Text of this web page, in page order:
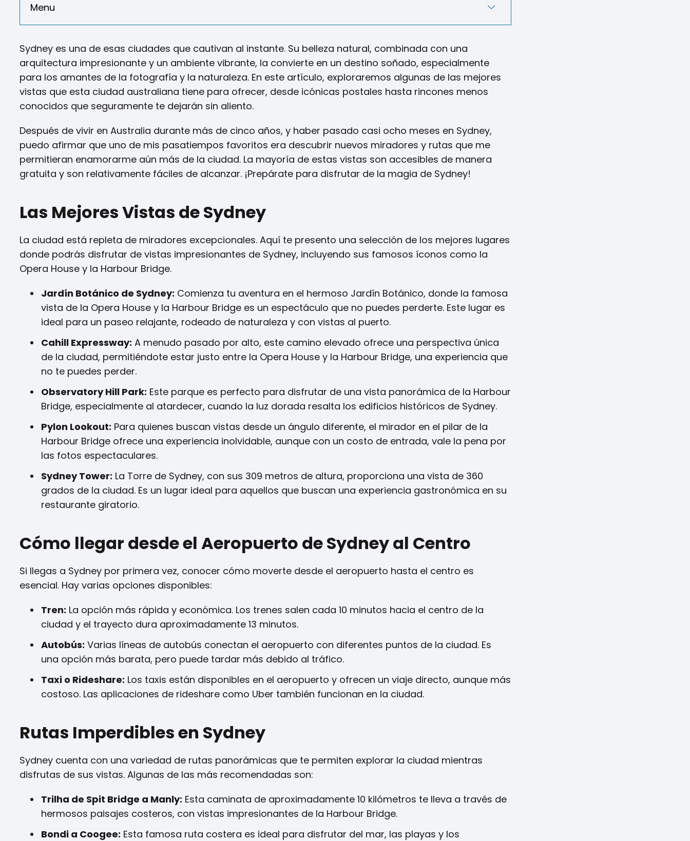
Menu
Sydney es una de esas ciudades que cautivan al instante. Su belleza natural, combinada con una
arquitectura impresionante y un ambiente vibrante, la convierte en un destino soñado, especialmente
para los amantes de la fotografía y la naturaleza. En este artículo, exploraremos algunas de las mejores
vistas que esta ciudad australiana tiene para ofrecer, desde icónicas postales hasta rincones menos
conocidos que seguramente te dejarán sin aliento.
Después de vivir en Australia durante más de cinco años, y haber pasado casi ocho meses en Sydney,
puedo afirmar que uno de mis pasatiempos favoritos era descubrir nuevos miradores y rutas que me
permitieran enamorarme aún más de la ciudad. La mayoría de estas vistas son accesibles de manera
gratuita y son relativamente fáciles de alcanzar. ¡Prepárate para disfrutar de la magia de Sydney!
Las Mejores Vistas de Sydney
La ciudad está repleta de miradores excepcionales. Aquí te presento una selección de los mejores lugares
donde podrás disfrutar de vistas impresionantes de Sydney, incluyendo sus famosos íconos como la
Opera House y la Harbour Bridge.
Jardín Botánico de Sydney: Comienza tu aventura en el hermoso Jardín Botánico, donde la famosa
vista de la Opera House y la Harbour Bridge es un espectáculo que no puedes perderte. Este lugar es
ideal para un paseo relajante, rodeado de naturaleza y con vistas al puerto.
Cahill Expressway: A menudo pasado por alto, este camino elevado ofrece una perspectiva única
de la ciudad, permitiéndote estar justo entre la Opera House y la Harbour Bridge, una experiencia que
no te puedes perder.
Observatory Hill Park: Este parque es perfecto para disfrutar de una vista panorámica de la Harbour
Bridge, especialmente al atardecer, cuando la luz dorada resalta los edificios históricos de Sydney.
Pylon Lookout: Para quienes buscan vistas desde un ángulo diferente, el mirador en el pilar de la
Harbour Bridge ofrece una experiencia inolvidable, aunque con un costo de entrada, vale la pena por
las fotos espectaculares.
Sydney Tower: La Torre de Sydney, con sus 309 metros de altura, proporciona una vista de 360
grados de la ciudad. Es un lugar ideal para aquellos que buscan una experiencia gastronómica en su
restaurante giratorio.
Cómo llegar desde el Aeropuerto de Sydney al Centro
Si llegas a Sydney por primera vez, conocer cómo moverte desde el aeropuerto hasta el centro es
esencial. Hay varias opciones disponibles:
Tren: La opción más rápida y económica. Los trenes salen cada 10 minutos hacia el centro de la
ciudad y el trayecto dura aproximadamente 13 minutos.
Autobús: Varias líneas de autobús conectan el aeropuerto con diferentes puntos de la ciudad. Es
una opción más barata, pero puede tardar más debido al tráfico.
Taxi o Rideshare: Los taxis están disponibles en el aeropuerto y ofrecen un viaje directo, aunque más
costoso. Las aplicaciones de rideshare como Uber también funcionan en la ciudad.
Rutas Imperdibles en Sydney
Sydney cuenta con una variedad de rutas panorámicas que te permiten explorar la ciudad mientras
disfrutas de sus vistas. Algunas de las más recomendadas son:
Trilha de Spit Bridge a Manly: Esta caminata de aproximadamente 10 kilómetros te lleva a través de
hermosos paisajes costeros, con vistas impresionantes de la Harbour Bridge.
Bondi a Coogee: Esta famosa ruta costera es ideal para disfrutar del mar, las playas y los